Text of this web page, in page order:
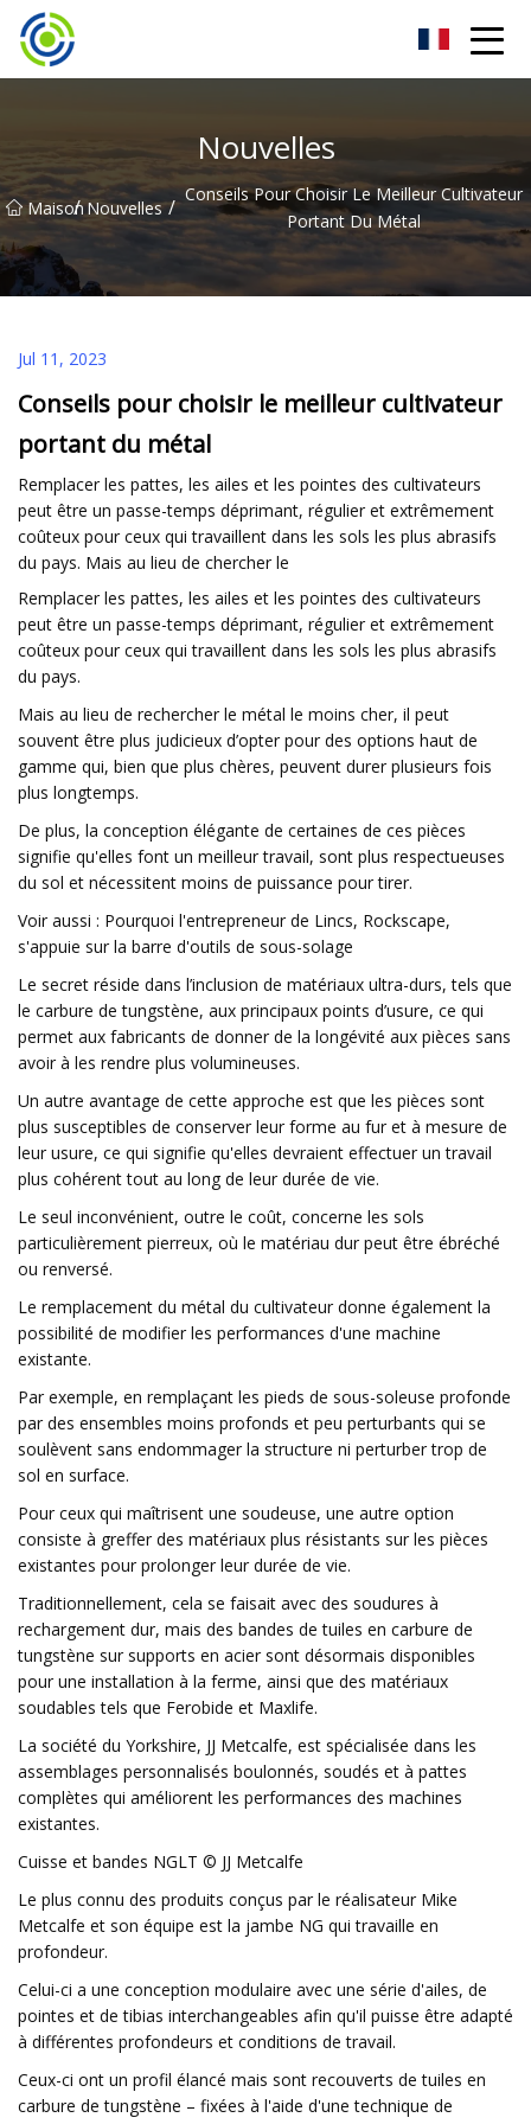
Nouvelles
Maison
/ Nouvelles / Conseils Pour Choisir Le Meilleur Cultivateur
Portant Du Métal
Jul 11, 2023
Conseils pour choisir le meilleur cultivateur
portant du métal
Remplacer les pattes, les ailes et les pointes des cultivateurs
peut être un passe-temps déprimant, régulier et extrêmement
coûteux pour ceux qui travaillent dans les sols les plus abrasifs
du pays. Mais au lieu de chercher le
Remplacer les pattes, les ailes et les pointes des cultivateurs
peut être un passe-temps déprimant, régulier et extrêmement
coûteux pour ceux qui travaillent dans les sols les plus abrasifs
du pays.
Mais au lieu de rechercher le métal le moins cher, il peut
souvent être plus judicieux d’opter pour des options haut de
gamme qui, bien que plus chères, peuvent durer plusieurs fois
plus longtemps.
De plus, la conception élégante de certaines de ces pièces
signifie qu'elles font un meilleur travail, sont plus respectueuses
du sol et nécessitent moins de puissance pour tirer.
Voir aussi : Pourquoi l'entrepreneur de Lincs, Rockscape,
s'appuie sur la barre d'outils de sous-solage
Le secret réside dans l’inclusion de matériaux ultra-durs, tels que
le carbure de tungstène, aux principaux points d’usure, ce qui
permet aux fabricants de donner de la longévité aux pièces sans
avoir à les rendre plus volumineuses.
Un autre avantage de cette approche est que les pièces sont
plus susceptibles de conserver leur forme au fur et à mesure de
leur usure, ce qui signifie qu'elles devraient effectuer un travail
plus cohérent tout au long de leur durée de vie.
Le seul inconvénient, outre le coût, concerne les sols
particulièrement pierreux, où le matériau dur peut être ébréché
ou renversé.
Le remplacement du métal du cultivateur donne également la
possibilité de modifier les performances d'une machine
existante.
Par exemple, en remplaçant les pieds de sous-soleuse profonde
par des ensembles moins profonds et peu perturbants qui se
soulèvent sans endommager la structure ni perturber trop de
sol en surface.
Pour ceux qui maîtrisent une soudeuse, une autre option
consiste à greffer des matériaux plus résistants sur les pièces
existantes pour prolonger leur durée de vie.
Traditionnellement, cela se faisait avec des soudures à
rechargement dur, mais des bandes de tuiles en carbure de
tungstène sur supports en acier sont désormais disponibles
pour une installation à la ferme, ainsi que des matériaux
soudables tels que Ferobide et Maxlife.
La société du Yorkshire, JJ Metcalfe, est spécialisée dans les
assemblages personnalisés boulonnés, soudés et à pattes
complètes qui améliorent les performances des machines
existantes.
Cuisse et bandes NGLT © JJ Metcalfe
Le plus connu des produits conçus par le réalisateur Mike
Metcalfe et son équipe est la jambe NG qui travaille en
profondeur.
Celui-ci a une conception modulaire avec une série d'ailes, de
pointes et de tibias interchangeables afin qu'il puisse être adapté
à différentes profondeurs et conditions de travail.
Ceux-ci ont un profil élancé mais sont recouverts de tuiles en
carbure de tungstène – fixées à l'aide d'une technique de